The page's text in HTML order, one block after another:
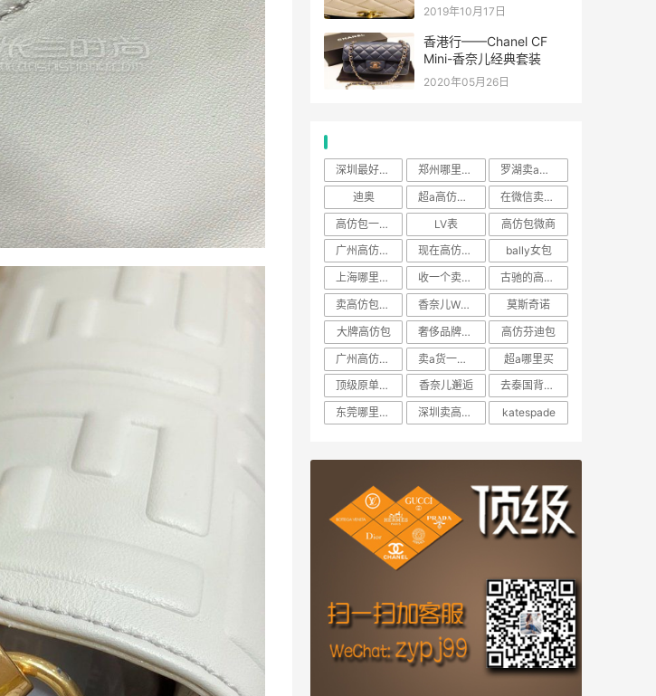
2019年10月17日
香港行——Chanel CF
Mini-香奈儿经典套装
2020年05月26日
深圳最好的高仿包包在哪里 郑州哪里买包包的多
罗湖卖a货的大楼
迪奥
超a高仿包包价格
在微信卖高仿包会怎么样
高仿包一比一和原单什么区
LV表
高仿包微商
广州高仿包一条街
现在高仿包能在哪里买
bally女包
上海哪里买名牌高仿
收一个卖高仿包包的微信
古驰的高仿包容易被看出来
卖高仿包包的网站
香奈儿WOC
莫斯奇诺
大牌高仿包
奢侈品牌大全
高仿芬迪包
广州高仿包包在哪里
卖a货一周可以
超a哪里买
顶级原单是什么货
香奈儿邂逅
去泰国背高仿包可以吗
东莞哪里卖a货LV包
深圳卖高仿奢侈品原版的地 katespade